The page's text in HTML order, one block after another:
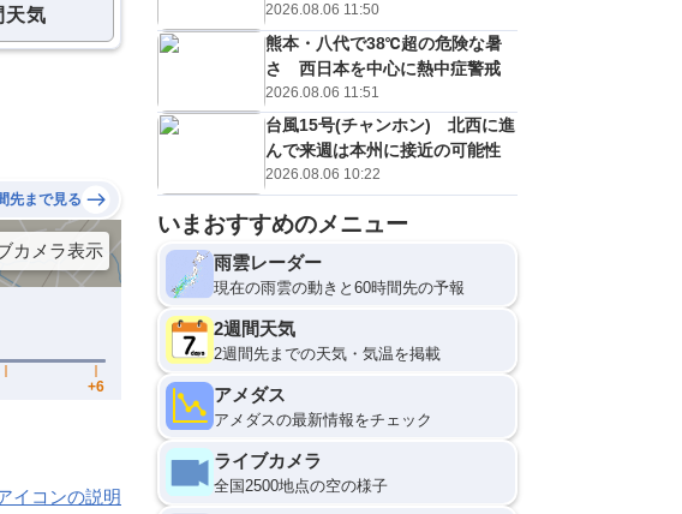
天気
先まで見る
イコンの説明
2026.08.06 11:50
熊本・八代で38℃超の危険な暑
さ 西日本を中心に熱中症警戒
2026.08.06 11:51
台風15号(チャンホン) 北西に進
んで来週は本州に接近の可能性
2026.08.06 10:22
いまおすすめのメニュー
雨雲レーダー
現在の雨雲の動きと60時間先の予報
2週間天気
2週間先までの天気・気温を掲載
アメダス
アメダスの最新情報をチェック
ライブカメラ
全国2500地点の空の様子